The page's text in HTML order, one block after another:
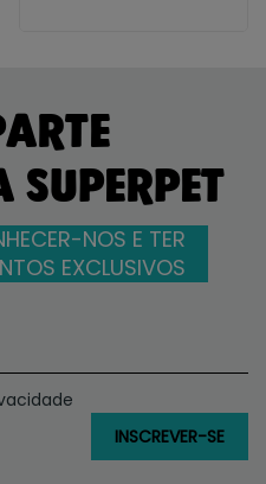
NOS E TER
EXCLUSIVOS